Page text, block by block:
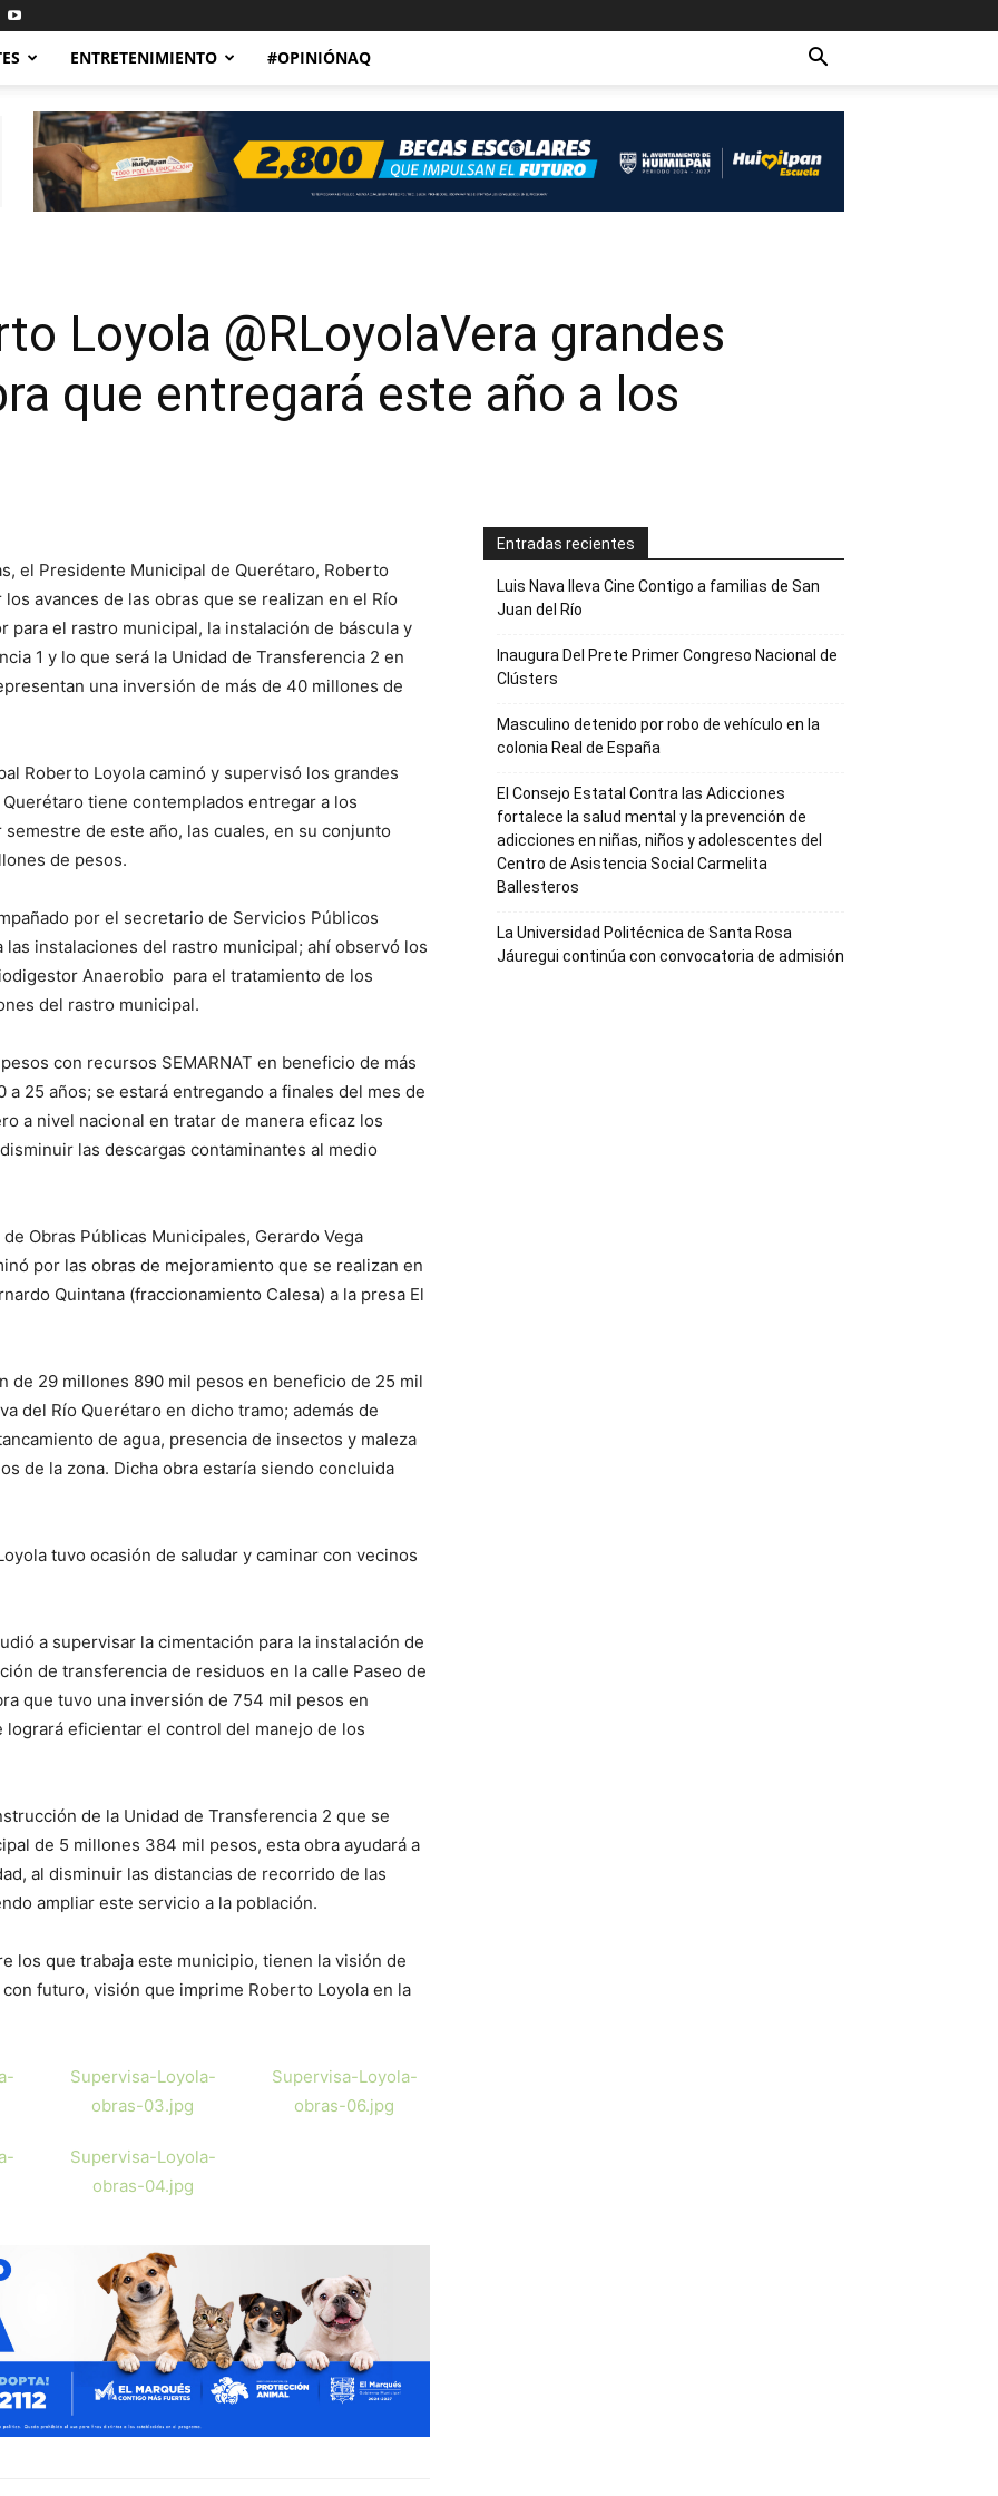
ENTRETENIMIENTO #OPINIÓNAQ
Loyola @RLoyolaVera grandes
que entregará este año a los
el Presidente Municipal de Querétaro, Roberto
avances de las obras que se realizan en el Río
el rastro municipal, la instalación de báscula y
1 y lo que será la Unidad de Transferencia 2 en
una inversión de más de 40 millones de
Roberto Loyola caminó y supervisó los grandes
tiene contemplados entregar a los
de este año, las cuales, en su conjunto
de pesos.
por el secretario de Servicios Públicos
instalaciones del rastro municipal; ahí observó los
Anaerobio para el tratamiento de los
del rastro municipal.
con recursos SEMARNAT en beneficio de más
25 años; se estará entregando a finales del mes de
a nivel nacional en tratar de manera eficaz los
las descargas contaminantes al medio
Obras Públicas Municipales, Gerardo Vega
por las obras de mejoramiento que se realizan en
Quintana (fraccionamiento Calesa) a la presa El
29 millones 890 mil pesos en beneficio de 25 mil
del Río Querétaro en dicho tramo; además de
de agua, presencia de insectos y maleza
de la zona. Dicha obra estaría siendo concluida
tuvo ocasión de saludar y caminar con vecinos
a supervisar la cimentación para la instalación de
de transferencia de residuos en la calle Paseo de
que tuvo una inversión de 754 mil pesos en
eficientar el control del manejo de los
de la Unidad de Transferencia 2 que se
de 5 millones 384 mil pesos, esta obra ayudará a
al disminuir las distancias de recorrido de las
ampliar este servicio a la población.
los que trabaja este municipio, tienen la visión de
futuro, visión que imprime Roberto Loyola en la
Supervisa-Loyola-
obras-03.jpg
Supervisa-Loyola-
obras-06.jpg
Supervisa-Loyola-
obras-04.jpg
Entradas recientes
Luis Nava lleva Cine Contigo a familias de San
Juan del Río
Inaugura Del Prete Primer Congreso Nacional de
Clústers
Masculino detenido por robo de vehículo en la
colonia Real de España
El Consejo Estatal Contra las Adicciones
fortalece la salud mental y la prevención de
adicciones en niñas, niños y adolescentes del
Centro de Asistencia Social Carmelita
Ballesteros
La Universidad Politécnica de Santa Rosa
Jáuregui continúa con convocatoria de admisión